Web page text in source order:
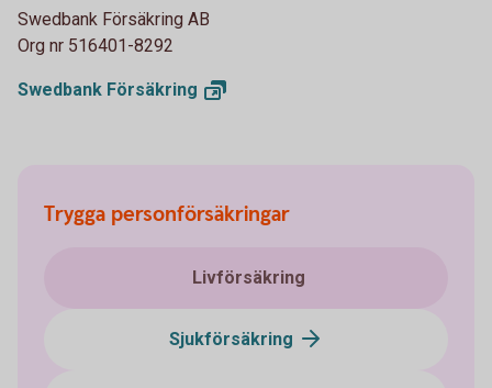
Swedbank Försäkring AB
Org nr 516401-8292
Swedbank Försäkring
Trygga personförsäkringar
Livförsäkring
Sjukförsäkring